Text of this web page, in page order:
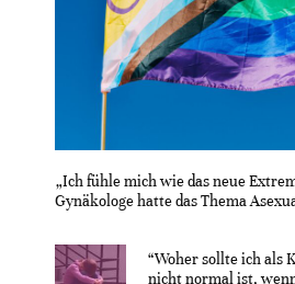
„Ich fühle mich wie das neue
Gynäkologe hatte das Thema
“Woher sollte ich als
nicht normal ist,